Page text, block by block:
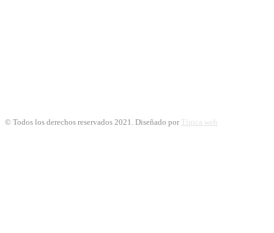
© Todos los derechos reservados 2021. Diseñado por Típica web